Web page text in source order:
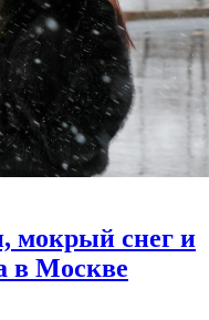
мокрый снег и
в Москве